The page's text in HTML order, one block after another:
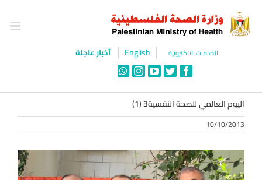
content
الخدمات الالكترونية English أخبار عاجلة
Facebook
Twitter
YouTube
Instagram
WhatsApp
اليوم العالمي للصحة النفسية3 ‫(1)‬
10/10/2013